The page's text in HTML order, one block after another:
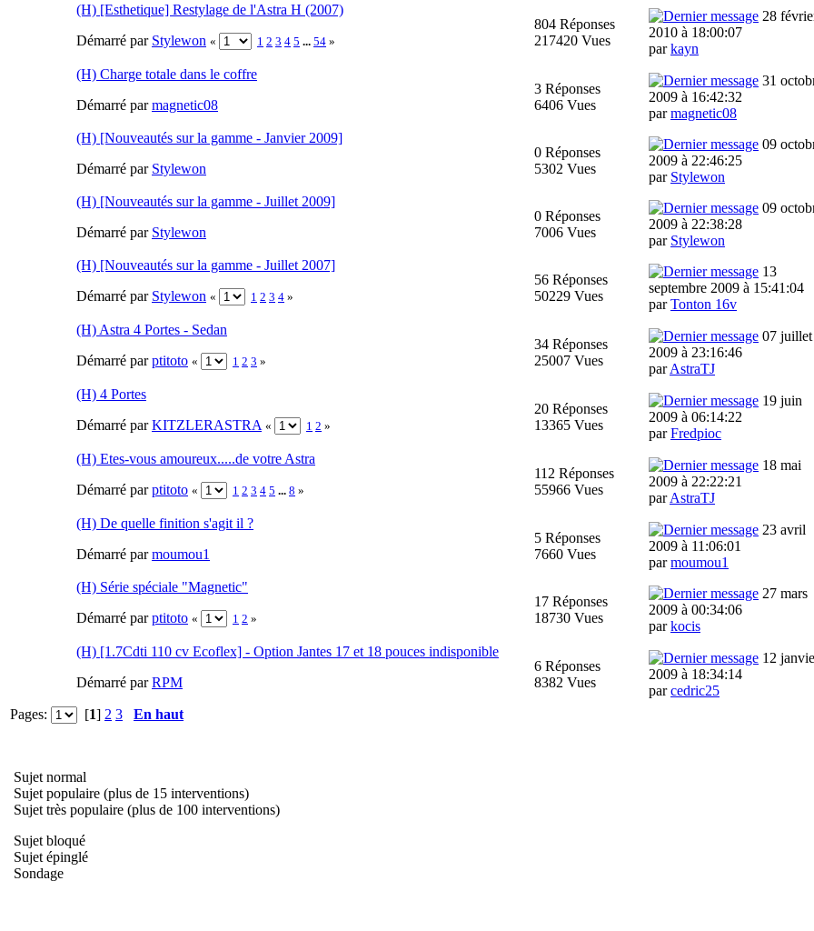
(H) [Esthetique] Restylage de l'Astra H (2007)
Démarré par Stylewon « 1 2 3 4 5 ... 54 »
804 Réponses
217420 Vues
28
2010 à 18:00:07
parkayn
(H) Charge totale dans le coffre
Démarré parmagnetic08
3 Réponses
6406 Vues
31
2009 à 16:42:32
parmagnetic08
(H) [Nouveautés sur la gamme - Janvier 2009]
Démarré par Stylewon
0 Réponses
5302 Vues
09
2009 à 22:46:25
par Stylewon
(H) [Nouveautés sur la gamme - Juillet 2009]
Démarré par Stylewon
0 Réponses
7006 Vues
09
2009 à 22:38:28
par Stylewon
(H) [Nouveautés sur la gamme - Juillet 2007]
Démarré par Stylewon « 1 2 3 4 »
56 Réponses
50229 Vues
13
septembre 2009 à 15:41:04
parTonton 16v
(H) Astra 4 Portes - Sedan
Démarré parptitoto « 1 2 3 »
34 Réponses
25007 Vues
07 juillet
2009 à 23:16:46
parAstraTJ
(H) 4 Portes
Démarré parKITZLERASTRA « 1 2 »
20 Réponses
13365 Vues
19 juin
2009 à 06:14:22
parFredpioc
(H) Etes-vous amoureux.....de votre Astra
Démarré parptitoto « 1 2 3 4 5 ... 8 »
112 Réponses
55966 Vues
18 mai
2009 à 22:22:21
parAstraTJ
(H) De quelle finition s'agit il ?
Démarré parmoumou1
5 Réponses
7660 Vues
23 avril
2009 à 11:06:01
parmoumou1
(H) Série spéciale "Magnetic"
Démarré parptitoto « 1 2 »
17 Réponses
18730 Vues
27 mars
2009 à 00:34:06
parkocis
(H) [1.7Cdti 110 cv Ecoflex] - Option Jantes 17 et 18 pouces indisponible
Démarré parRPM
6 Réponses
8382 Vues
12
2009 à 18:34:14
parcedric25
Pages:
[1] 2 3 En haut
Sujet normal
Sujet populaire (plus de 15 interventions)
Sujet très populaire (plus de 100 interventions)
Sujet bloqué
Sujet épinglé
Sondage